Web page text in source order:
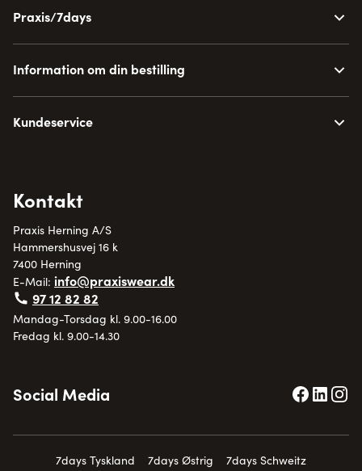
Praxis/7days
Information om din bestilling
Kundeservice
Kontakt
Praxis Herning A/S
Hammershusvej 16 k
7400 Herning
E-Mail: info@praxiswear.dk
97 12 82 82
Mandag-Torsdag kl. 9.00-16.00
Fredag kl. 9.00-14.30
Social Media
7days Tyskland 7days Østrig
7days Schweitz